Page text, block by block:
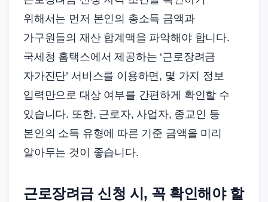
위해서는 먼저 본인의 총소득 금액과
가구원들의 재산 합계액을 파악해야 합니다.
국세청 홈택스에서 제공하는 ‘근로장려금
자가진단’ 서비스를 이용하면, 몇 가지 정보
입력만으로 대상 여부를 간편하게 확인할 수
있습니다. 또한, 근로자, 사업자, 종교인 등
본인의 소득 유형에 따른 기준 금액을 미리
알아두는 것이 좋습니다.
근로장려금 신청 시, 꼭 확인해야 할